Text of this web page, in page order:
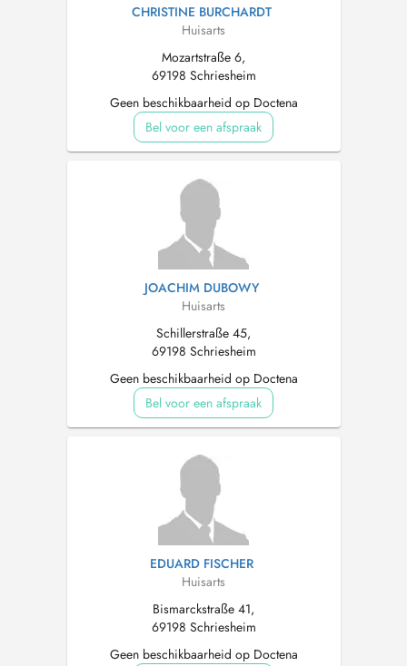
CHRISTINE BURCHARDT
Huisarts
Mozartstraße 6,
69198 Schriesheim
Geen beschikbaarheid op Doctena
Bel voor een afspraak
JOACHIM DUBOWY
Huisarts
Schillerstraße 45,
69198 Schriesheim
Geen beschikbaarheid op Doctena
Bel voor een afspraak
EDUARD FISCHER
Huisarts
Bismarckstraße 41,
69198 Schriesheim
Geen beschikbaarheid op Doctena